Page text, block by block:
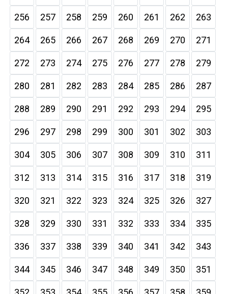
256 257 258 259 260 261 262 263
264 265 266 267 268 269 270 271
272 273 274 275 276 277 278 279
280 281 282 283 284 285 286 287
288 289 290 291 292 293 294 295
296 297 298 299 300 301 302 303
304 305 306 307 308 309 310 311
312 313 314 315 316 317 318 319
320 321 322 323 324 325 326 327
328 329 330 331 332 333 334 335
336 337 338 339 340 341 342 343
344 345 346 347 348 349 350 351